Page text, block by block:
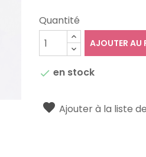
Quantité
AJOUTER AU
 en stock
Ajouter à la liste